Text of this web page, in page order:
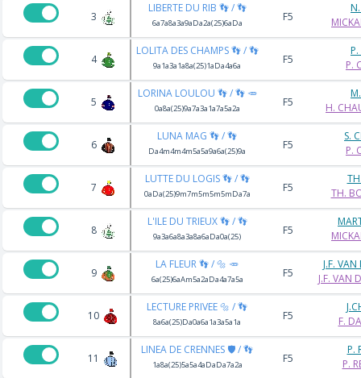
3
LIBERTE DU RIB 👣 / 👣
6a7a8a3a9aDa2a(25)6aDa F5
4
LOLITA DES CHAMPS 👣 / 👣
9a1a3a1a8a(25)1aDa4a6a F5
P.
P.
5
LORINA LOULOU 👣 / 👣 🥕
0a8a(25)9a7a3a1a7a5a2a F5
H.
6
LUNA MAG 👣 / 👣
Da4m4m4m5a5a9a6a(25)9a F5
S.
P.
7
LUTTE DU LOGIS 👣 / 👣
0aDa(25)9m7m5m5m5mDa7a F5
TH.
8
L'ILE DU TRIEUX 👣 / 👣
9a3a6a8a3a8a6aDa0a(25) F5
9
LA FLEUR 👣 / 🔩 🥕
6a(25)6aAm5a2aDa4a7a5a F5
J.F. VAN
J.F. VAN
10
LECTURE PRIVEE 🔩 / 👣
8a6a(25)Da0a6a1a3a5a1a F5
F.
11
LINEA DE CRENNES 🛡️ / 👣
1a8a(25)5a5a4aDaDa7a2a F5
P.
P.